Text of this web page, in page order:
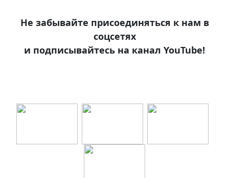
Не забывайте присоединяться к нам в
соцсетях
и подписывайтесь на канал YouTube!